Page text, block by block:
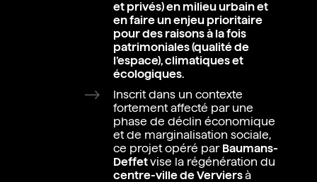
et privés) en milieu urbain et
en faire un enjeu prioritaire
pour des raisons à la fois
patrimoniales (qualité de
l’espace), climatiques et
écologiques.
Inscrit dans un contexte
fortement affecté par une
phase de déclin économique
et de marginalisation sociale,
ce projet opéré par Baumans-
Deffetvise la régénération du
centre-ville de Verviersà